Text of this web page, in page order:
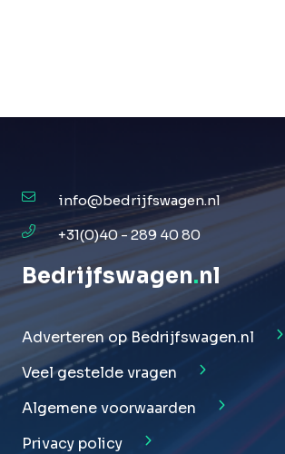
info@bedrijfswagen.nl
+31(0)40 - 289 40 80
Bedrijfswagen.nl
Adverteren op Bedrijfswagen.nl
Veel gestelde vragen
Algemene voorwaarden
Privacy policy